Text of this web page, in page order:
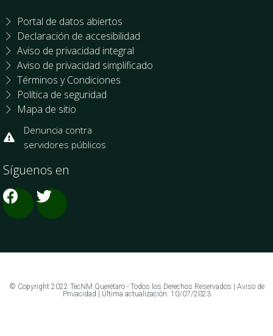
Portal de datos abiertos
Declaración de accesibilidad
Aviso de privacidad integral
Aviso de privacidad simplificado
Términos y Condiciones
Política de seguridad
Mapa de sitio
Denuncia contra
servidores públicos
Síguenos en
© Copyright 2022 TecNM Querétaro - Todos los Derechos Reservados | Aviso de
Privacidad | Última actualización: 10/07/2023